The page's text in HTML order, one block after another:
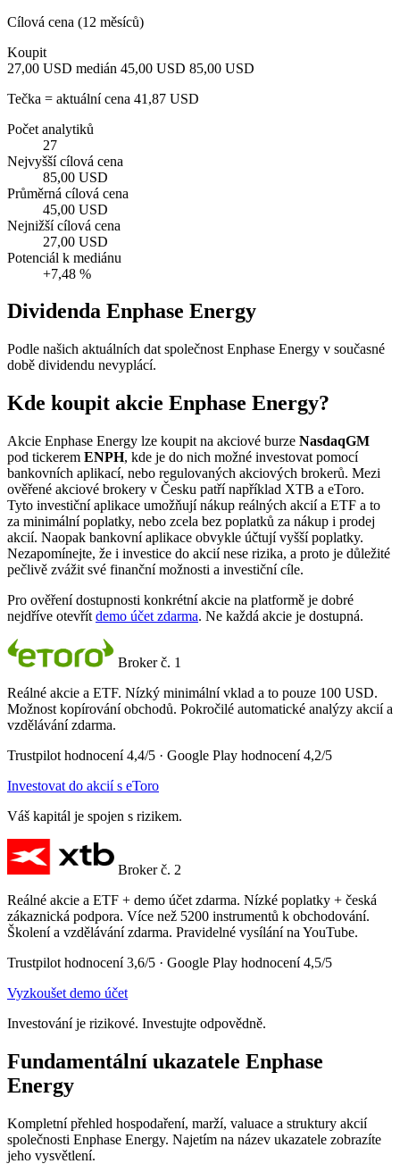
Cílová cena (12 měsíců)
Koupit
27,00 USD medián 45,00 USD 85,00 USD
Tečka = aktuální cena 41,87 USD
Počet analytiků
27
Nejvyšší cílová cena
85,00 USD
Průměrná cílová cena
45,00 USD
Nejnižší cílová cena
27,00 USD
Potenciál k mediánu
+7,48 %
Dividenda Enphase Energy
Podle našich aktuálních dat společnost Enphase Energy v současné
době dividendu nevyplácí.
Kde koupit akcie Enphase Energy?
Akcie Enphase Energy lze koupit na akciové burze NasdaqGM
pod tickerem ENPH, kde je do nich možné investovat pomocí
bankovních aplikací, nebo regulovaných akciových brokerů. Mezi
ověřené akciové brokery v Česku patří například XTB a eToro.
Tyto investiční aplikace umožňují nákup reálných akcií a ETF a to
za minimální poplatky, nebo zcela bez poplatků za nákup i prodej
akcií. Naopak bankovní aplikace obvykle účtují vyšší poplatky.
Nezapomínejte, že i investice do akcií nese rizika, a proto je důležité
pečlivě zvážit své finanční možnosti a investiční cíle.
Pro ověření dostupnosti konkrétní akcie na platformě je dobré
nejdříve otevřít demo účet zdarma. Ne každá akcie je dostupná.
Broker č. 1
Reálné akcie a ETF. Nízký minimální vklad a to pouze 100 USD.
Možnost kopírování obchodů. Pokročilé automatické analýzy akcií a
vzdělávání zdarma.
Trustpilot hodnocení 4,4/5 · Google Play hodnocení 4,2/5
Investovat do akcií s eToro
Váš kapitál je spojen s rizikem.
Broker č. 2
Reálné akcie a ETF + demo účet zdarma. Nízké poplatky + česká
zákaznická podpora. Více než 5200 instrumentů k obchodování.
Školení a vzdělávání zdarma. Pravidelné vysílání na YouTube.
Trustpilot hodnocení 3,6/5 · Google Play hodnocení 4,5/5
Vyzkoušet demo účet
Investování je rizikové. Investujte odpovědně.
Fundamentální ukazatele Enphase
Energy
Kompletní přehled hospodaření, marží, valuace a struktury akcií
společnosti Enphase Energy. Najetím na název ukazatele zobrazíte
jeho vysvětlení.